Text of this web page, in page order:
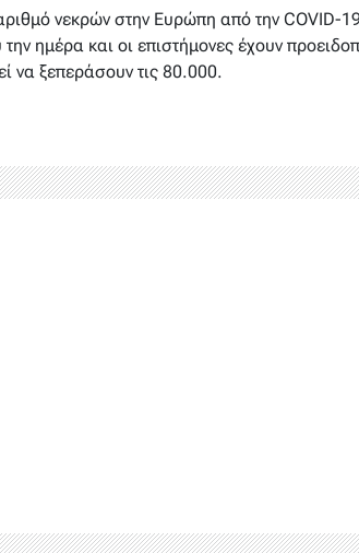
νεκρών στην Ευρώπη από την COVID-
ημέρα και οι επιστήμονες έχουν
να ξεπεράσουν τις 80.000.